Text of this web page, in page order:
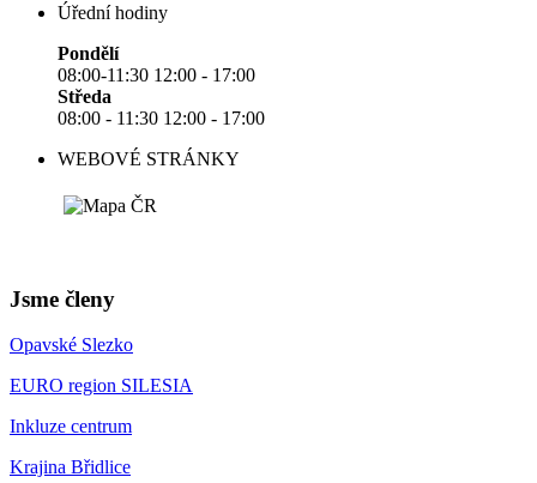
Úřední hodiny
Pondělí
08:00-11:30 12:00 - 17:00
Středa
08:00 - 11:30 12:00 - 17:00
WEBOVÉ STRÁNKY
Jsme členy
Opavské Slezko
EURO region SILESIA
Inkluze centrum
Krajina Břidlice